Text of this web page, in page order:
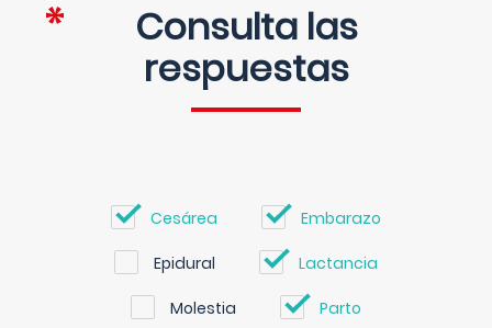
Consulta las
respuestas
Cesárea Embarazo
Epidural Lactancia
Molestia Parto